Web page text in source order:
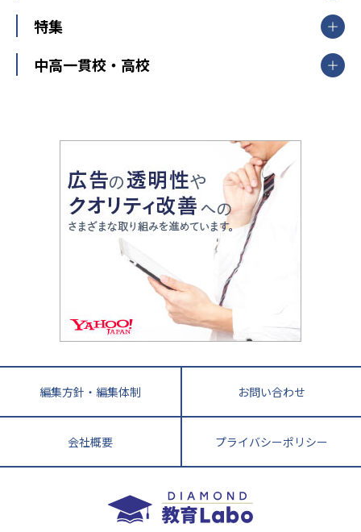
新潟県
中部
愛知県
静岡県
長野県
大阪府
兵庫県 京都府 奈良県
和歌山県
鳥取県
島根県 岡山県 広島県
香川県
高知県
長崎県 熊本県
鹿児島県 沖縄県
個別教室のトライ
武田塾
中学受験
大学受験
教育全般
大学受験塾の選び方
中学受験に熱心な市区町村ランキング
小学校受験
家庭教師
特集
開成番長直伝！子どもの受験を成功させる方法
運動と遊びを考える
情報Ⅰ、数学が苦手な人注目！最短距離の学力
アップ法
悩み多き「大学受験」相談室
英語・英会話・英検対策
小学校教師が解説！中学受験のリアル
教育ジャーナリストが徹底解説！ 大学受験の羅
中高一貫校・高校
大学入試改革
ママテクエグザム
進化する中高一貫校・高校
編集方針・編集体制 お問い合わせ
会社概要 プライバシーポリシー